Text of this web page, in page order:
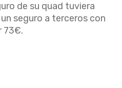
de su quad tuviera
seguro a terceros con
73€.